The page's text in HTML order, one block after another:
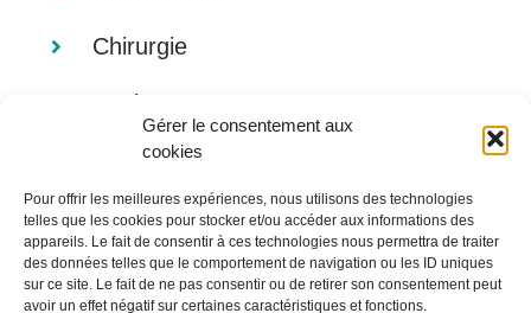
Gérer le consentement aux
cookies
Pour offrir les meilleures expériences, nous utilisons des technologies
telles que les cookies pour stocker et/ou accéder aux informations des
appareils. Le fait de consentir à ces technologies nous permettra de traiter
des données telles que le comportement de navigation ou les ID uniques
sur ce site. Le fait de ne pas consentir ou de retirer son consentement peut
avoir un effet négatif sur certaines caractéristiques et fonctions.
Chirurgie
Analyses
Imagerie
Alimentation